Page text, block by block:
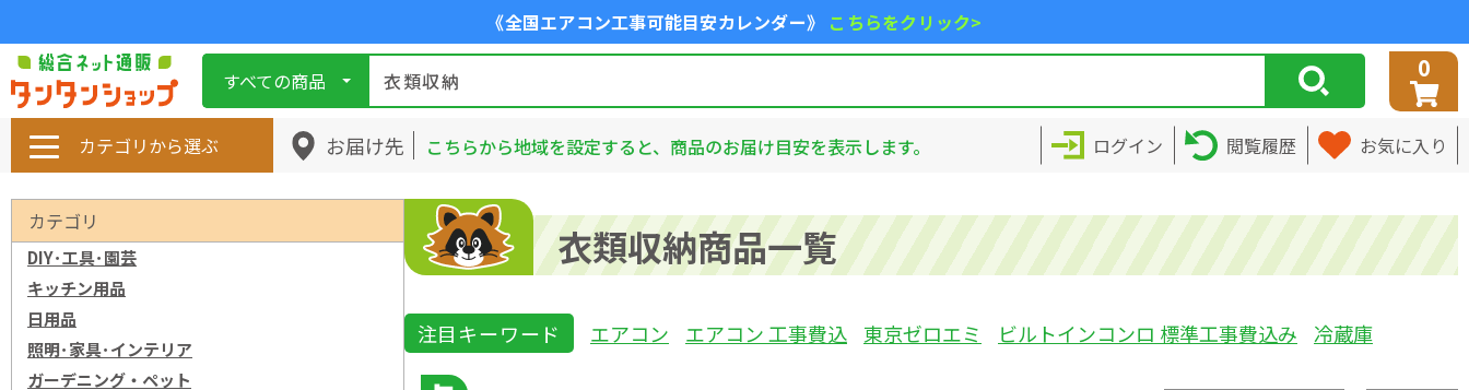
《全国エアコン工事可能目安カレンダー》 こちらをクリック>
すべての商品 0
カテゴリから選ぶ お届け先 こちらから地域を設定すると、商品のお届け目安を表示します。 ログイン 閲覧履歴 お気に入り
カテゴリ
DIY･工具･園芸
キッチン用品
日用品
照明･家具･インテリア
ガーデニング・ペット
衣類収納商品一覧
注目キーワード エアコン エアコン 工事費込 東京ゼロエミ ビルトインコンロ 標準工事費込み 冷蔵庫